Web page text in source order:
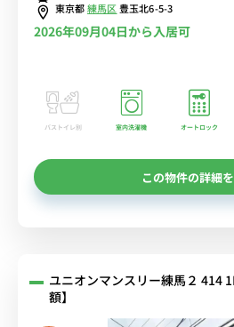
東京都練馬区豊玉北6-5-3
2026年09月04日から入居可
バストイレ別 室内洗濯機 オートロック
この物件の詳細
ユニオンマンスリー練馬２ 414
額】